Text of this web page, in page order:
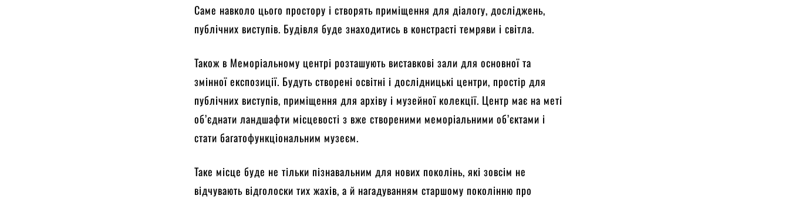
Саме навколо цього простору і створять приміщення для діалогу, досліджень,
публічних виступів. Будівля буде знаходитись в констрасті темряви і світла.
Також в Меморіальному центрі розташують виставкові зали для основної та
змінної експозиції. Будуть створені освітні і дослідницькі центри, простір для
публічних виступів, приміщення для архіву і музейної колекції. Центр має на меті
об’єднати ландшафти місцевості з вже створеними меморіальними об’єктами і
стати багатофункціональним музеєм.
Таке місце буде не тільки пізнавальним для нових поколінь, які зовсім не
відчувають відголоски тих жахів, а й нагадуванням старшому поколінню про